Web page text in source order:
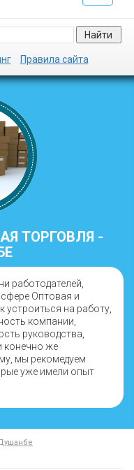
Найти
Правила сайта
ТОРГОВЛЯ -
работодателей,
Оптовая и
устроиться на работу,
компании,
руководства,
конечно же
мы рекомедуем
уже имели опыт